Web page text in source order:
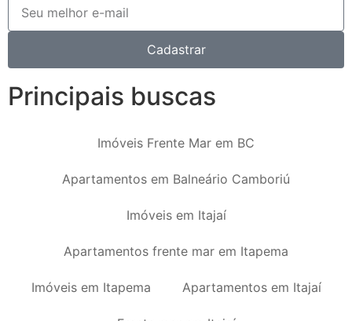
Cadastrar
Principais buscas
Imóveis Frente Mar em BC
Apartamentos em Balneário Camboriú
Imóveis em Itajaí
Apartamentos frente mar em Itapema
Imóveis em Itapema Apartamentos em Itajaí